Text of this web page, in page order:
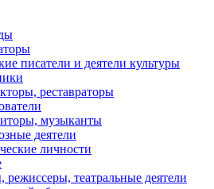
писатели и деятели культуры
реставраторы
музыканты
деятели
личности
режиссеры, театральные деятели